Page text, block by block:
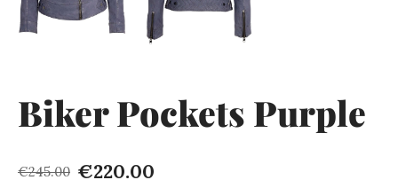
Biker Pockets Purple
€245.00 €220.00